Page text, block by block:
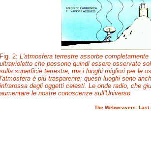
Fig. 2: L'atmosfera terrestre assorbe
ultravioletto che possono quindi essere osservate
sulla superficie terrestre, ma i luoghi migliori per le
l'atmosfera è più trasparente; questi luoghi sono
infrarossa degli oggetti celesti. Le onde radio, che
aumentare le nostre conoscenze sull'Universo.
The Webweavers:Last